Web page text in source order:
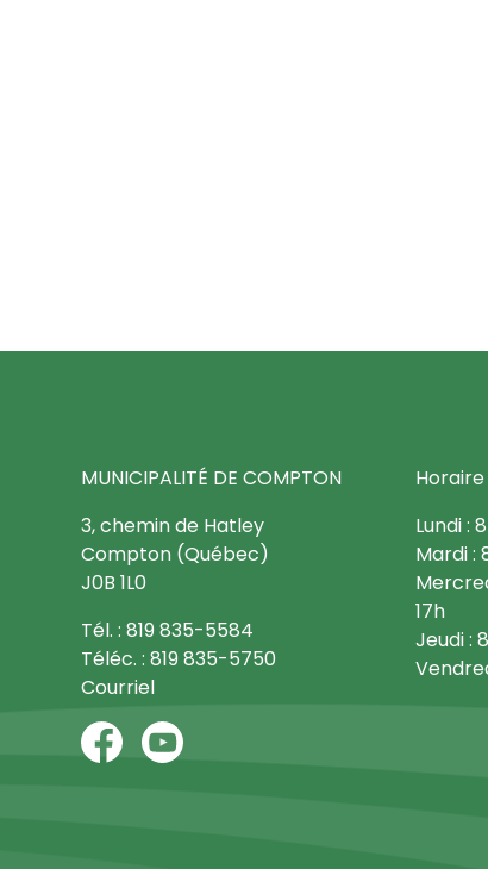
MUNICIPALITÉ DE COMPTON
3, chemin de Hatley
Compton (Québec)
J0B 1L0
Tél. : 819 835-5584
Téléc. : 819 835-5750
Courriel
Horaire
Lundi :
Mardi :
17h
Jeudi :